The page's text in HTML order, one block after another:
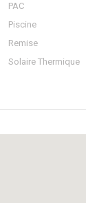
PAC
Piscine
Remise
Solaire Thermique